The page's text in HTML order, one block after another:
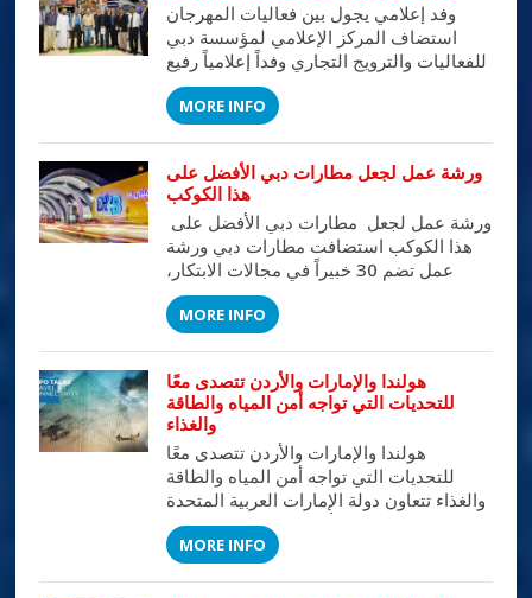
وفد إعلامي يجول بين فعاليات المهرجان
استضاف المركز الإعلامي لمؤسسة دبي
للفعاليات والترويج التجاري وفداً إعلامياً رفيع
المستوى من كبار الإعلاميين في الوطن
العربي على مدى ثلاثة أيام قاموا خلالها
بجولات تفصيلية على مختلف أنشطة
وفعاليات المهرجان اطلعوا خلالها عبر لقاءات
مباشرة مع المسئولين في المواقع على أهم
الفعاليات والأنشطة التي تتم خلال المهرجان.
وقد […]
MORE INFO
ورشة عمل لجعل مطارات دبي الأفضل على
هذا الكوكب
هذا الكوكب استضافت مطارات دبي ورشة
عمل تضم 30 خبيراً في مجالات الابتكار،
والعمليات، وتصميم الخدمات، يمثلون نخبة
من المتخصصين في خدمات قطاع الطيران.
وتهدف الورشة التي تستمر يومين (21 -22
مايو 2017) الى وضع رؤية واستراتيجية
تتواكب مع رؤية دبي 10 X بما من شأنه جعل
السفر أكثر […]
MORE INFO
هولندا والإمارات والأردن تتصدى معًا
للتحديات التي تواجه أمن المياه والطاقة
والغذاء
هولندا والإمارات والأردن تتصدى معًا
للتحديات التي تواجه أمن المياه والطاقة
والغذاء تتعاون دولة الإمارات العربية المتحدة
والأردن وهولندا من أجل تسليط الضوء على
التحديات التي تواجه أمن المياه والطاقة
والغذاء، وذلك من خلال إكسبو 2020 دبي،
MORE INFO